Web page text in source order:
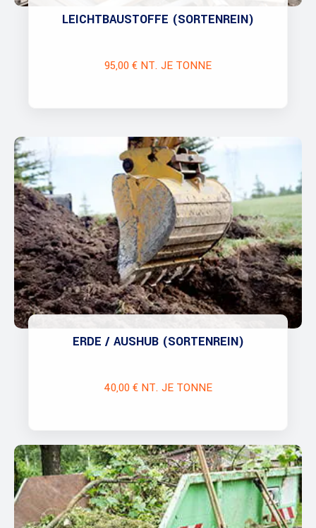
LEICHTBAUSTOFFE (SORTENREIN)
95,00 € NT. JE TONNE
ERDE / AUSHUB (SORTENREIN)
40,00 € NT. JE TONNE